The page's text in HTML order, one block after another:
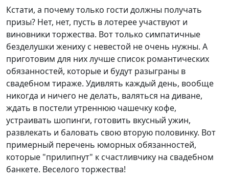
Кстати, а почему только гости должны получать
призы? Нет, нет, пусть в лотерее участвуют и
виновники торжества. Вот только симпатичные
безделушки жениху с невестой не очень нужны. А
приготовим для них лучше список романтических
обязанностей, которые и будут разыграны в
свадебном тираже. Удивлять каждый день, вообще
никогда и ничего не делать, валяться на диване,
ждать в постели утреннюю чашечку кофе,
устраивать шопинги, готовить вкусный ужин,
развлекать и баловать свою вторую половинку. Вот
примерный перечень юморных обязанностей,
которые "прилипнут" к счастливчику на свадебном
банкете. Веселого торжества!